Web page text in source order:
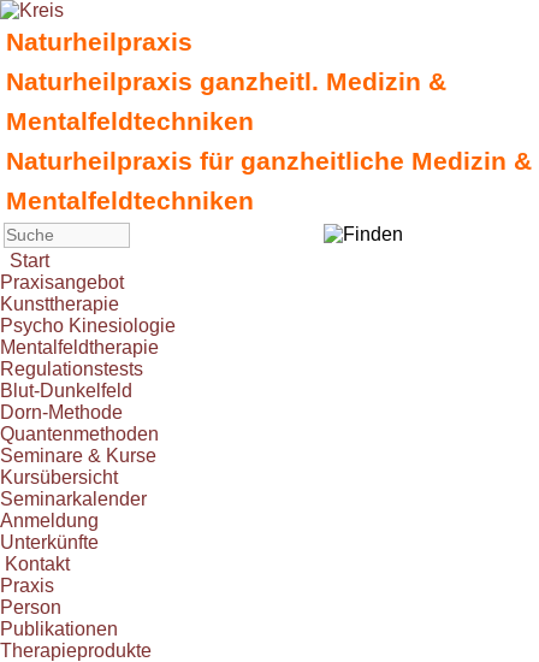
Naturheilpraxis
Naturheilpraxis ganzheitl. Medizin &
Mentalfeldtechniken
Naturheilpraxis für ganzheitliche Medizin &
Mentalfeldtechniken
Start
Praxisangebot
Kunsttherapie
Psycho Kinesiologie
Mentalfeldtherapie
Regulationstests
Blut-Dunkelfeld
Dorn-Methode
Quantenmethoden
Seminare & Kurse
Kursübersicht
Seminarkalender
Anmeldung
Unterkünfte
Kontakt
Praxis
Person
Publikationen
Therapieprodukte